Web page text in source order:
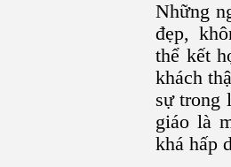
Những
đẹp,
thể kết
khách
sự trong
giáo là
khá hấp